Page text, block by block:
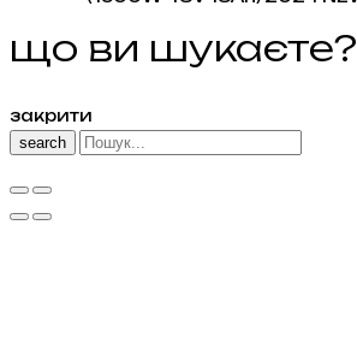
що ви шукаєте?
закрити
search